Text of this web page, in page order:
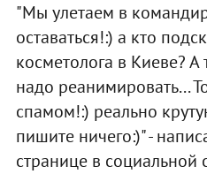
"Мы улетаем в
оставаться!:) а кто
косметолога в Киеве?
надо реанимировать...
спамом!:) реально
пишите ничего:)" -
странице в социальной